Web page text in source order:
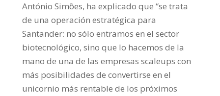
António Simões, ha explicado que “se trata
de una operación estratégica para
Santander: no sólo entramos en el sector
biotecnológico, sino que lo hacemos de la
mano de una de las empresas scaleups con
más posibilidades de convertirse en el
unicornio más rentable de los próximos